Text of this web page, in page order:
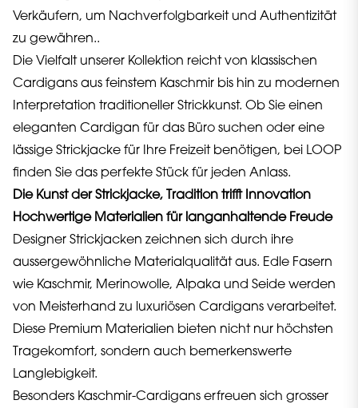
Verkäufern, um Nachverfolgbarkeit und Authentizität
zu gewähren..
Die Vielfalt unserer Kollektion reicht von klassischen
Cardigans aus feinstem Kaschmir bis hin zu modernen
Interpretation traditioneller Strickkunst. Ob Sie einen
eleganten Cardigan für das Büro suchen oder eine
lässige Strickjacke für Ihre Freizeit benötigen, bei LOOP
finden Sie das perfekte Stück für jeden Anlass.
Die Kunst der Strickjacke, Tradition trifft Innovation
Hochwertige Materialien für langanhaltende Freude
Designer Strickjacken zeichnen sich durch ihre
aussergewöhnliche Materialqualität aus. Edle Fasern
wie Kaschmir, Merinowolle, Alpaka und Seide werden
von Meisterhand zu luxuriösen Cardigans verarbeitet.
Diese Premium Materialien bieten nicht nur höchsten
Tragekomfort, sondern auch bemerkenswerte
Langlebigkeit.
Besonders Kaschmir-Cardigans erfreuen sich grosser